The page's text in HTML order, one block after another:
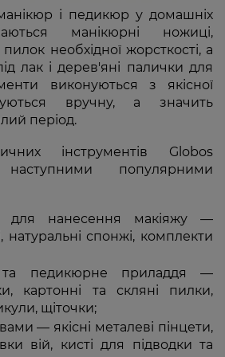
і педикюр у домашніх
манікюрні ножиці,
необхідної жорсткості, а
лак і дерев'яні палички для
виконуються з якісної
вручну, а значить
період.
інструментів Globos
наступними популярними
для нанесення макіяжу —
натуральні спонжі, комплекти
та педикюрне приладдя —
картонні та скляні пилки,
щіточки;
— якісні металеві пінцети,
вій, кисті для підводки та